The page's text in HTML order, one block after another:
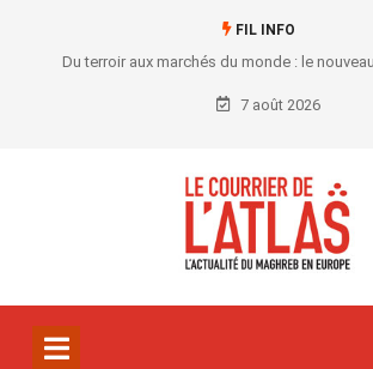
FIL INFO
Du terroir aux marchés du monde : le
7 août 2026